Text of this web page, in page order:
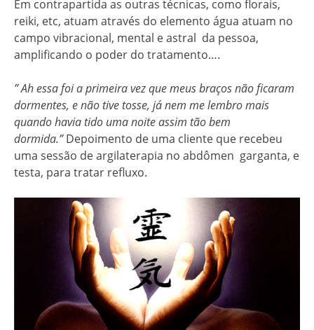
Em contrapartida as outras técnicas, como florais,
reiki, etc, atuam através do elemento água atuam no
campo vibracional, mental e astral da pessoa,
amplificando o poder do tratamento….
” Ah essa foi a primeira vez que meus braços não ficaram
dormentes, e não tive tosse, já nem me lembro mais
quando havia tido uma noite assim tão bem
dormida.”Depoimento de uma cliente que recebeu
uma sessão de argilaterapia no abdômen garganta, e
testa, para tratar refluxo.